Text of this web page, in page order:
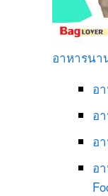
อาหารน
อ
อ
อ
อ